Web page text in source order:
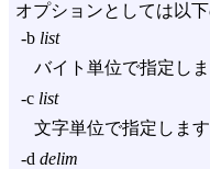
オプションとしては以
-b list
バイト単位で指定しま
-c list
文字単位で指定します
-d delim